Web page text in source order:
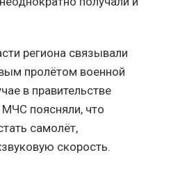
региона связывали
пролётом военной
в правительстве
поясняли, что
самолёт,
скорость.